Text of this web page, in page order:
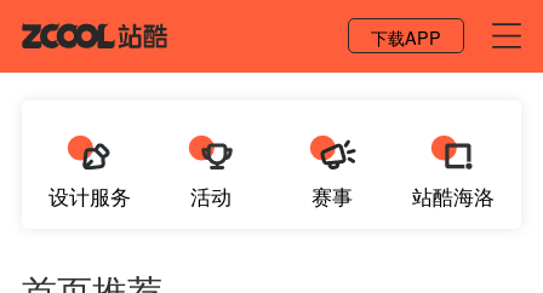
下载APP
设计服务 活动 赛事 站酷海洛